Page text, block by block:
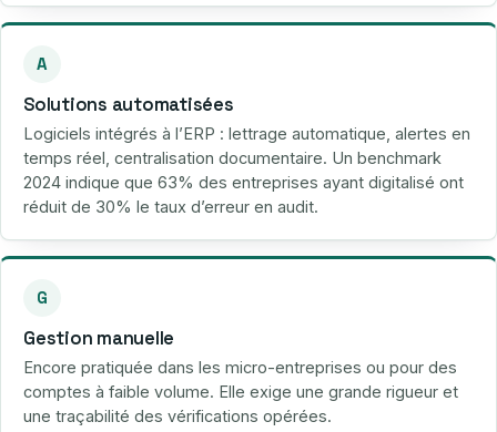
A
Solutions automatisées
Logiciels intégrés à l’ERP : lettrage automatique, alertes en
temps réel, centralisation documentaire. Un benchmark
2024 indique que 63% des entreprises ayant digitalisé ont
réduit de 30% le taux d’erreur en audit.
G
Gestion manuelle
Encore pratiquée dans les micro-entreprises ou pour des
comptes à faible volume. Elle exige une grande rigueur et
une traçabilité des vérifications opérées.